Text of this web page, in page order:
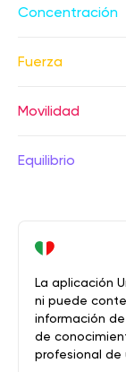
Concentración
Fuerza
Movilidad
Equilibrio
La aplicación
ni puede
información
de
profesional de